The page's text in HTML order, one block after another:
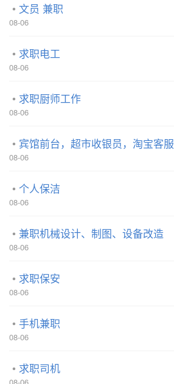
文员 兼职
08-06
求职电工
08-06
求职厨师工作
08-06
宾馆前台，超市收银员，淘宝客服
08-06
个人保洁
08-06
兼职机械设计、制图、设备改造
08-06
求职保安
08-06
手机兼职
08-06
求职司机